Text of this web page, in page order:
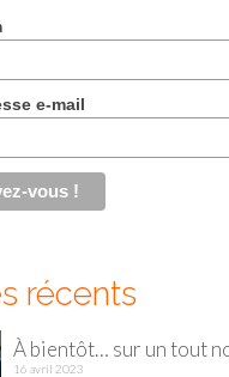
Baie d’Halong
Hanoi
e-mail
récents
À bientôt… sur un tout
16 avril 2023